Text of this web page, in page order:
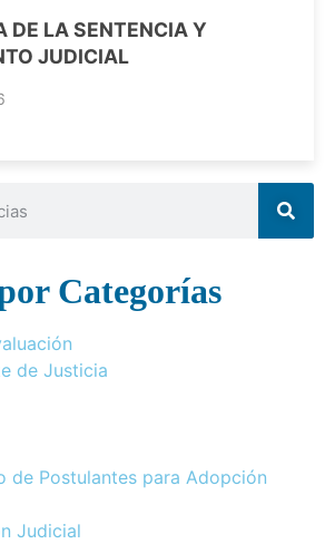
DE LA SENTENCIA Y
JUDICIAL
Categorías
de Justicia
de Postulantes para Adopción
Judicial